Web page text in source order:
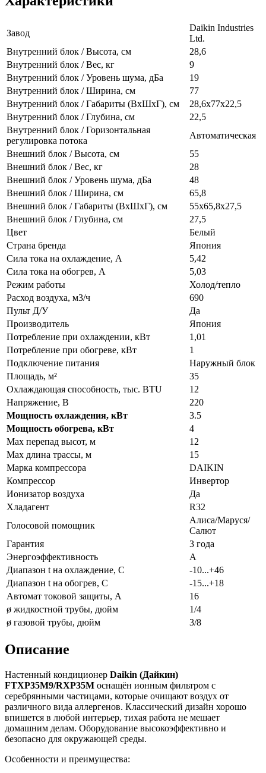
Завод
Daikin Industries
Ltd.
Внутренний блок / Высота, см
28,6
Внутренний блок / Вес, кг
9
Внутренний блок / Уровень шума, дБа
19
Внутренний блок / Ширина, см
77
Внутренний блок / Габариты (ВхШхГ), см
28,6х77х22,5
Внутренний блок / Глубина, см
22,5
Внутренний блок / Горизонтальная
регулировка потока
Автоматическая
Внешний блок / Высота, см
55
Внешний блок / Вес, кг
28
Внешний блок / Уровень шума, дБа
48
Внешний блок / Ширина, см
65,8
Внешний блок / Габариты (ВхШхГ), см
55х65,8х27,5
Внешний блок / Глубина, см
27,5
Цвет
Белый
Страна бренда
Япония
Сила тока на охлаждение, А
5,42
Сила тока на обогрев, А
5,03
Режим работы
Холод/тепло
Расход воздуха, м3/ч
690
Пульт Д/У
Да
Производитель
Япония
Потребление при охлаждении, кВт
1,01
Потребление при обогреве, кВт
1
Подключение питания
Наружный блок
Площадь, м²
35
Охлаждающая способность, тыс. BTU
12
Напряжение, В
220
Мощность охлаждения, кВт
3.5
Мощность обогрева, кВт
4
Max перепад высот, м
12
Max длина трассы, м
15
Марка компрессора
DAIKIN
Компрессор
Инвертор
Ионизатор воздуха
Да
Хладагент
R32
Голосовой помощник
Алиса/Маруся/
Салют
Гарантия
3 года
Энергоэффективность
A
Диапазон t на охлаждение, С
-10...+46
Диапазон t на обогрев, С
-15...+18
Автомат токовой защиты, А
16
ø жидкостной трубы, дюйм
1/4
ø газовой трубы, дюйм
3/8
Описание
Настенный кондиционер Daikin (Дайкин)
FTXP35M9/RXP35M оснащён ионным фильтром с
серебрянными частицами, которые очищают воздух от
различного вида аллергенов. Классический дизайн хорошо
впишется в любой интерьер, тихая работа не мешает
домашним делам. Оборудование высокоэффективно и
безопасно для окружающей среды.
Особенности и преимущества: